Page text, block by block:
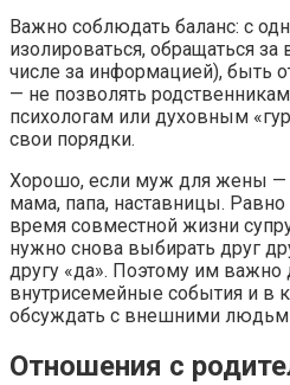
Важно соблюдать баланс: с
изолироваться, обращаться
числе за информацией), быть
— не позволять
психологам или духовным
свои порядки.
Хорошо, если муж для жены —
мама, папа, наставницы.
время совместной жизни
нужно снова выбирать друг
другу «да». Поэтому им важно
внутрисемейные события и в
обсуждать с внешними
Отношения с